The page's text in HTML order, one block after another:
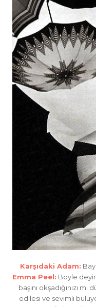
Karşıdaki Adam:
Emma Peel: Böyle
başını okşadığınızı
edilesi ve sevimli